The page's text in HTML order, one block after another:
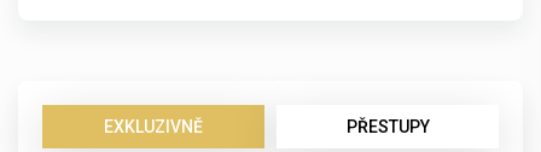
EXKLUZIVNĚ PŘESTUPY